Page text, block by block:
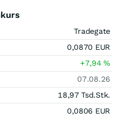
Tradegate
0,0870 EUR
+7,94%
07.08.26
18,97 Tsd.Stk.
0,0806 EUR